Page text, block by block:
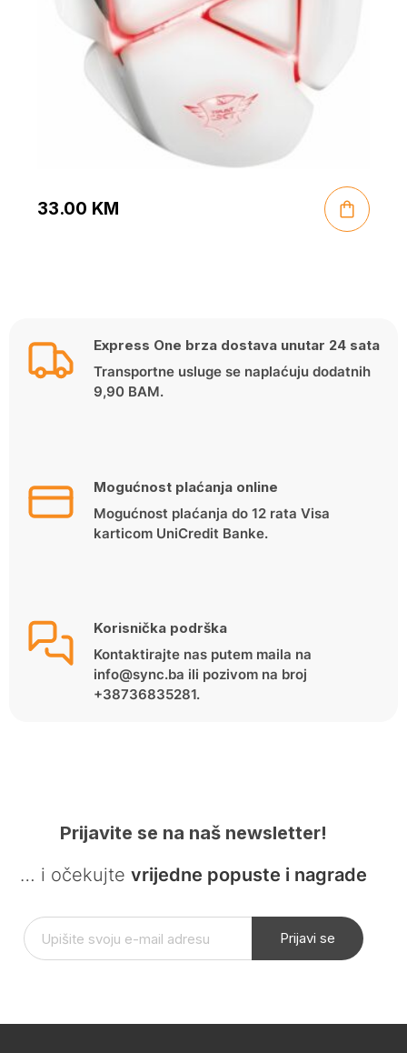
33.00 KM
Express One brza dostava unutar 24 sata
Transportne usluge se naplaćuju dodatnih
9,90 BAM.
Mogućnost plaćanja online
Mogućnost plaćanja do 12 rata Visa
karticom UniCredit Banke.
Korisnička podrška
Kontaktirajte nas putem maila na
info@sync.ba ili pozivom na broj
+38736835281.
Prijavite se na naš newsletter!
… i očekujte vrijedne popuste i nagrade
Prijavi se